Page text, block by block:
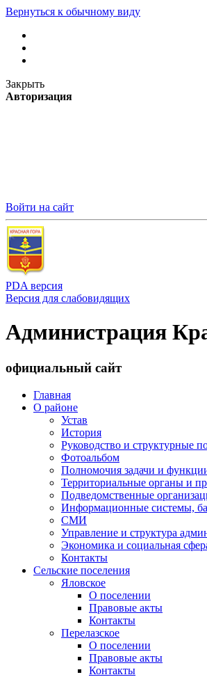
Вернуться к обычному виду
Закрыть
Авторизация
Войти на сайт
PDA версия
Версия для слабовидящих
Администрация
официальный сайт
Главная
О районе
Устав
История
Руководство и структурные
Фотоальбом
Полномочия задачи и
Территориальные органы и
Подведомственные
Информационные системы,
СМИ
Управление и структура
Экономика и социальная
Контакты
Сельские поселения
Яловское
О поселении
Правовые акты
Контакты
Перелазское
О поселении
Правовые акты
Контакты